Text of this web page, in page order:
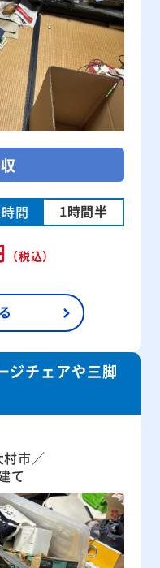
間 1時間半
（税込）
ジチェアや三脚
村市／
て